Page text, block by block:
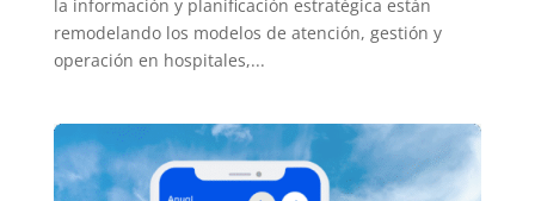
la información y planificación estratégica están
remodelando los modelos de atención, gestión y
operación en hospitales,...